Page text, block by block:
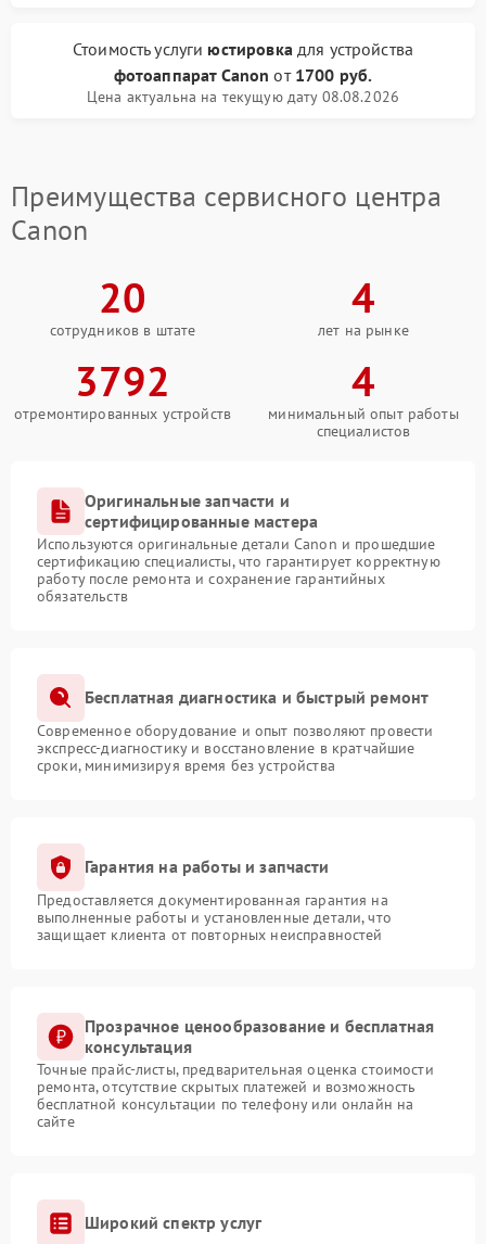
Стоимость услуги юстировка для устройства
фотоаппарат Canon от 1700 руб.
Цена актуальна на текущую дату 08.08.2026
Преимущества сервисного центра
Canon
20
сотрудников в штате
4
лет на рынке
3792
отремонтированных устройств
4
минимальный опыт работы
специалистов
Оригинальные запчасти и
сертифицированные мастера
Используются оригинальные детали Canon и прошедшие
сертификацию специалисты, что гарантирует корректную
работу после ремонта и сохранение гарантийных
обязательств
Бесплатная диагностика и быстрый ремонт
Современное оборудование и опыт позволяют провести
экспресс-диагностику и восстановление в кратчайшие
сроки, минимизируя время без устройства
Гарантия на работы и запчасти
Предоставляется документированная гарантия на
выполненные работы и установленные детали, что
защищает клиента от повторных неисправностей
Прозрачное ценообразование и бесплатная
консультация
Точные прайс-листы, предварительная оценка стоимости
ремонта, отсутствие скрытых платежей и возможность
бесплатной консультации по телефону или онлайн на
сайте
Широкий спектр услуг